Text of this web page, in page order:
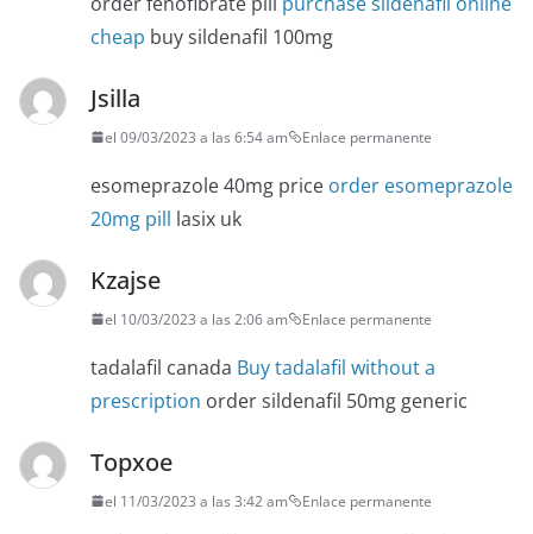
cheap buy sildenafil 100mg
Jsilla
el 09/03/2023 a las 6:54 am Enlace permanente
esomeprazole 40mg price order esomeprazole
20mg pill lasix uk
Kzajse
el 10/03/2023 a las 2:06 am Enlace permanente
tadalafil canada Buy tadalafil without a
prescription order sildenafil 50mg generic
Topxoe
el 11/03/2023 a las 3:42 am Enlace permanente